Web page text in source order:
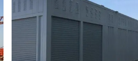
网每月清理，粉尘环境需缩短至两周
次全容量测试，避免虚标造成的过充
维护的电站，5年后电池容量仍保持